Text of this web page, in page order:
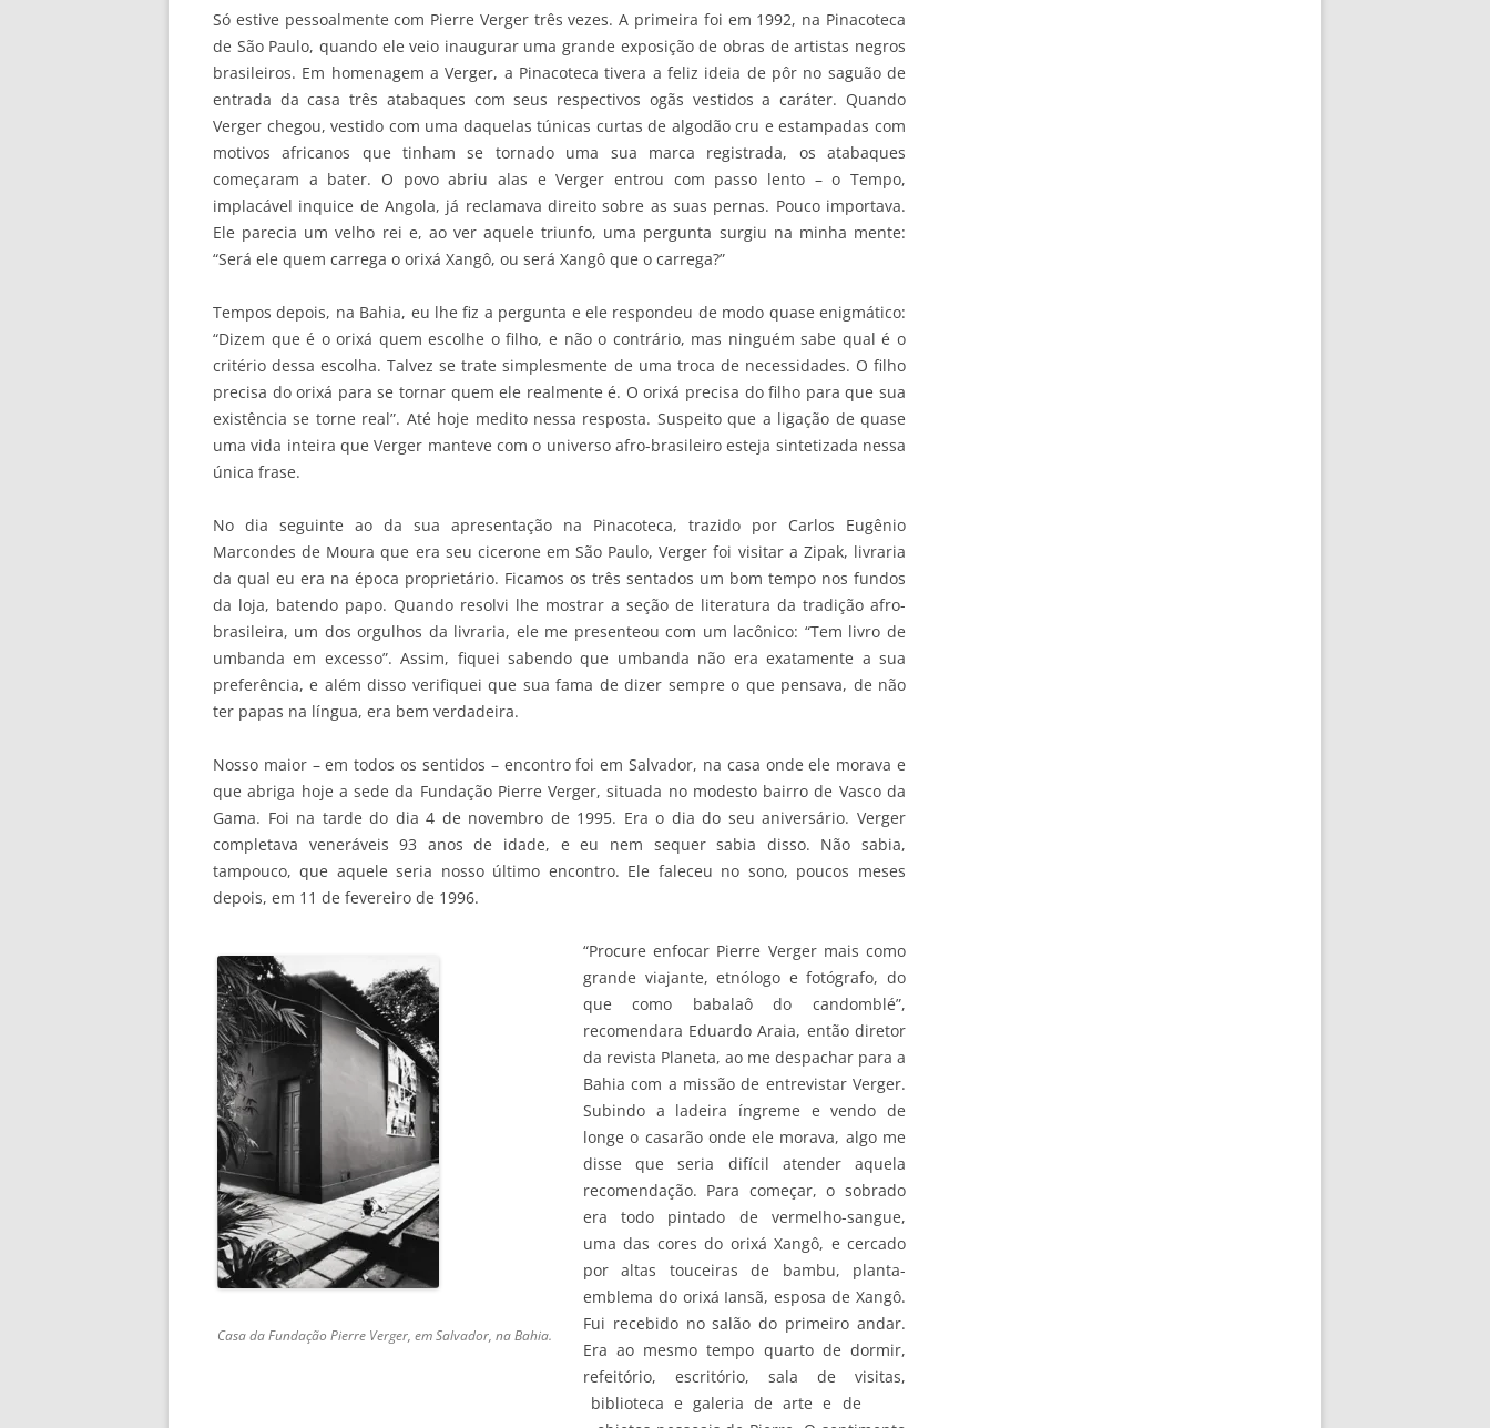
Só estive pessoalmente com Pierre Verger três vezes. A primeira foi em 1992, na Pinacoteca
de São Paulo, quando ele veio inaugurar uma grande exposição de obras de artistas negros
brasileiros. Em homenagem a Verger, a Pinacoteca tivera a feliz ideia de pôr no saguão de
entrada da casa três atabaques com seus respectivos ogãs vestidos a caráter. Quando
Verger chegou, vestido com uma daquelas túnicas curtas de algodão cru e estampadas com
motivos africanos que tinham se tornado uma sua marca registrada, os atabaques
começaram a bater. O povo abriu alas e Verger entrou com passo lento – o Tempo,
implacável inquice de Angola, já reclamava direito sobre as suas pernas. Pouco importava.
Ele parecia um velho rei e, ao ver aquele triunfo, uma pergunta surgiu na minha mente:
“Será ele quem carrega o orixá Xangô, ou será Xangô que o carrega?”
Tempos depois, na Bahia, eu lhe fiz a pergunta e ele respondeu de modo quase enigmático:
“Dizem que é o orixá quem escolhe o filho, e não o contrário, mas ninguém sabe qual é o
critério dessa escolha. Talvez se trate simplesmente de uma troca de necessidades. O filho
precisa do orixá para se tornar quem ele realmente é. O orixá precisa do filho para que sua
existência se torne real”. Até hoje medito nessa resposta. Suspeito que a ligação de quase
uma vida inteira que Verger manteve com o universo afro-brasileiro esteja sintetizada nessa
única frase.
No dia seguinte ao da sua apresentação na Pinacoteca, trazido por Carlos Eugênio
Marcondes de Moura que era seu cicerone em São Paulo, Verger foi visitar a Zipak, livraria
da qual eu era na época proprietário. Ficamos os três sentados um bom tempo nos fundos
da loja, batendo papo. Quando resolvi lhe mostrar a seção de literatura da tradição afro-
brasileira, um dos orgulhos da livraria, ele me presenteou com um lacônico: “Tem livro de
umbanda em excesso”. Assim, fiquei sabendo que umbanda não era exatamente a sua
preferência, e além disso verifiquei que sua fama de dizer sempre o que pensava, de não
ter papas na língua, era bem verdadeira.
Nosso maior – em todos os sentidos – encontro foi em Salvador, na casa onde ele morava e
que abriga hoje a sede da Fundação Pierre Verger, situada no modesto bairro de Vasco da
Gama. Foi na tarde do dia 4 de novembro de 1995. Era o dia do seu aniversário. Verger
completava veneráveis 93 anos de idade, e eu nem sequer sabia disso. Não sabia,
tampouco, que aquele seria nosso último encontro. Ele faleceu no sono, poucos meses
depois, em 11 de fevereiro de 1996.
Casa da Fundação Pierre Verger, em Salvador, na Bahia.
“Procure enfocar Pierre Verger mais como
grande viajante, etnólogo e fotógrafo, do
que como babalaô do candomblé”,
recomendara Eduardo Araia, então diretor
da revista Planeta, ao me despachar para a
Bahia com a missão de entrevistar Verger.
Subindo a ladeira íngreme e vendo de
longe o casarão onde ele morava, algo me
disse que seria difícil atender aquela
recomendação. Para começar, o sobrado
era todo pintado de vermelho-sangue,
uma das cores do orixá Xangô, e cercado
por altas touceiras de bambu, planta-
emblema do orixá Iansã, esposa de Xangô.
Fui recebido no salão do primeiro andar.
Era ao mesmo tempo quarto de dormir,
refeitório, escritório, sala de visitas,
biblioteca e galeria de arte e de